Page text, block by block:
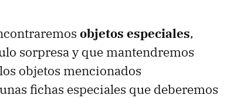
objetos especiales,
sorpresa y que mantendremos
objetos mencionados
fichas especiales que deberemos